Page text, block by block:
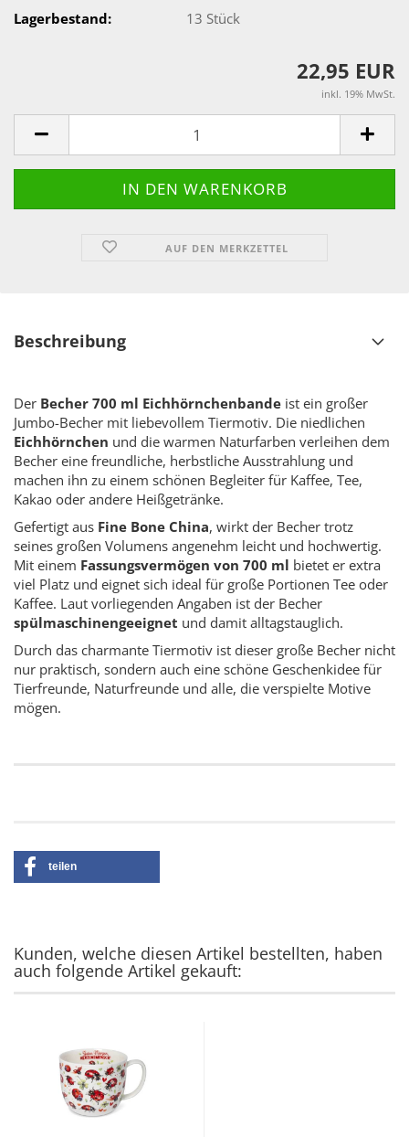
Lagerbestand: 13 Stück
22,95 EUR
inkl. 19% MwSt.
AUF DEN MERKZETTEL
Beschreibung
Der Becher 700 ml Eichhörnchenbande ist ein großer
Jumbo-Becher mit liebevollem Tiermotiv. Die niedlichen
Eichhörnchen und die warmen Naturfarben verleihen dem
Becher eine freundliche, herbstliche Ausstrahlung und
machen ihn zu einem schönen Begleiter für Kaffee, Tee,
Kakao oder andere Heißgetränke.
Gefertigt aus Fine Bone China, wirkt der Becher trotz
seines großen Volumens angenehm leicht und hochwertig.
Mit einem Fassungsvermögen von 700 ml bietet er extra
viel Platz und eignet sich ideal für große Portionen Tee oder
Kaffee. Laut vorliegenden Angaben ist der Becher
spülmaschinengeeignet und damit alltagstauglich.
Durch das charmante Tiermotiv ist dieser große Becher nicht
nur praktisch, sondern auch eine schöne Geschenkidee für
Tierfreunde, Naturfreunde und alle, die verspielte Motive
mögen.
teilen
Kunden, welche diesen Artikel bestellten, haben
auch folgende Artikel gekauft: